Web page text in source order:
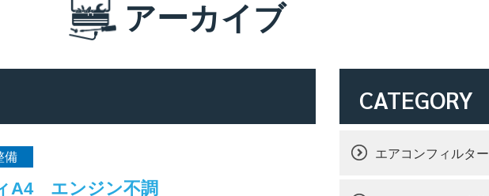
アーカイブ
備
A4 エンジン不調
CATEGORY
エアコンフィルター